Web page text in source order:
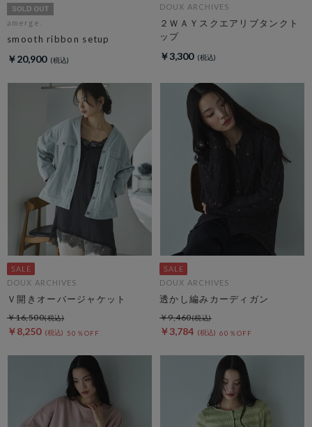
amerge.
smooth ribbon setup
￥20,900
DOUX ARCHIVES
２ＷＡＹスクエアリブタンクト
ップ
￥3,300
DOUX ARCHIVES
Ｖ開きオーバージャケット
￥8,250 50％OFF
￥16,500
DOUX ARCHIVES
透かし編みカーディガン
￥3,784 60％OFF
￥9,460